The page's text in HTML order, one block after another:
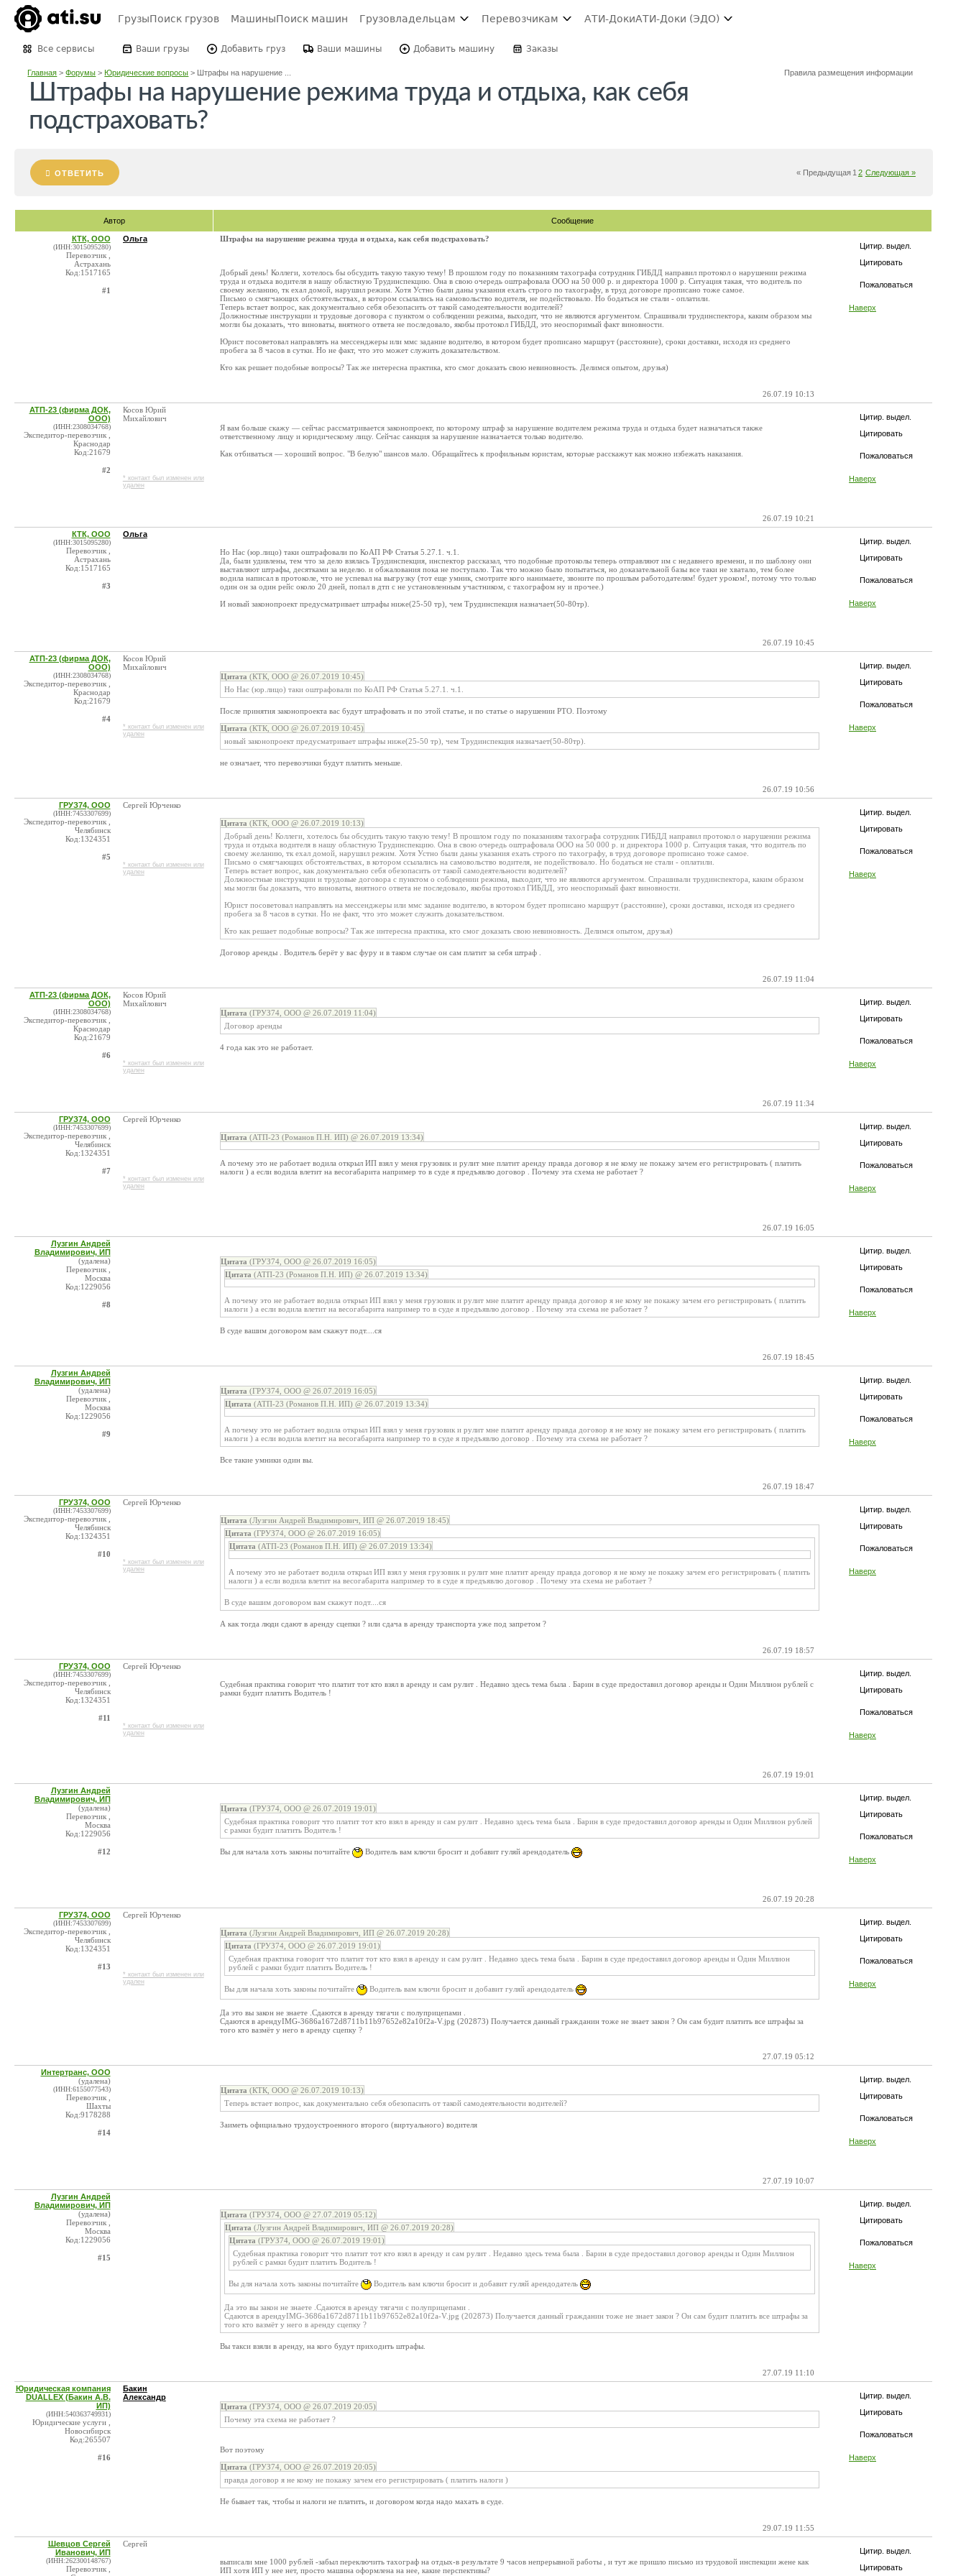
ГрузыПоиск грузов МашиныПоиск машин Грузовладельцам Перевозчикам АТИ-ДокиАТИ-Доки (ЭДО)
Все сервисы Ваши грузы Добавить груз Ваши машины Добавить машину Заказы
Главная >Форумы >Юридические вопросы > Штрафы на нарушение ... Правила размещения информации
Штрафы на нарушение режима труда и отдыха, как себя
подстраховать?
ОТВЕТИТЬ « Предыдущая 1 2 Следующая »
Автор Сообщение
Цитир. выдел.
Цитировать
Пожаловаться
Наверх
КТК, ООО
(ИНН:3015095280)
Перевозчик ,
Астрахань
Код:1517165
#1
Ольга Штрафы на нарушение режима труда и отдыха, как себя подстраховать?
Добрый день! Коллеги, хотелось бы обсудить такую такую тему! В прошлом году по показаниям тахографа сотрудник ГИБДД направил протокол о нарушении режима
труда и отдыха водителя в нашу областную Трудинспекцию. Она в свою очередь оштрафовала ООО на 50 000 р. и директора 1000 р. Ситуация такая, что водитель по
своему желанию, тк ехал домой, нарушил режим. Хотя Устно были даны указания ехать строго по тахографу, в труд договоре прописано тоже самое.
Письмо о смягчающих обстоятельствах, в котором ссылались на самовольство водителя, не подействовало. Но бодаться не стали - оплатили.
Теперь встает вопрос, как документально себя обезопасить от такой самодеятельности водителей?
Должностные инструкции и трудовые договора с пунктом о соблюдении режима, выходит, что не являются аргументом. Спрашивали трудинспектора, каким образом мы
могли бы доказать, что виноваты, внятного ответа не последовало, якобы протокол ГИБДД, это неоспоримый факт виновности.
Юрист посоветовал направлять на мессенджеры или ммс задание водителю, в котором будет прописано маршрут (расстояние), сроки доставки, исходя из среднего
пробега за 8 часов в сутки. Но не факт, что это может служить доказательством.
Кто как решает подобные вопросы? Так же интересна практика, кто смог доказать свою невиновность. Делимся опытом, друзья)
26.07.19 10:13
Цитир. выдел.
Цитировать
Пожаловаться
Наверх
АТП-23 (фирма ДОК,
ООО)
(ИНН:2308034768)
Экспедитор-перевозчик ,
Краснодар
Код:21679
#2
Косов Юрий
Михайлович
* контакт был изменен или
удален
Я вам больше скажу — сейчас рассматривается законопроект, по которому штраф за нарушение водителем режима труда и отдыха будет назначаться также
ответственному лицу и юридическому лицу. Сейчас санкция за нарушение назначается только водителю.
Как отбиваться — хороший вопрос. "В белую" шансов мало. Обращайтесь к профильным юристам, которые расскажут как можно избежать наказания.
26.07.19 10:21
Цитир. выдел.
Цитировать
Пожаловаться
Наверх
КТК, ООО
(ИНН:3015095280)
Перевозчик ,
Астрахань
Код:1517165
#3
Ольга
Но Нас (юр.лицо) таки оштрафовали по КоАП РФ Статья 5.27.1. ч.1.
Да, были удивлены, тем что за дело взялась Трудинспекция, инспектор рассказал, что подобные протоколы теперь отправляют им с недавнего времени, и по шаблону они
выставляют штрафы, десятками за неделю. и обжалования пока не поступало. Так что можно было попытаться, но доказательной базы все таки не хватало, тем более
водила написал в протоколе, что не успевал на выгрузку (тот еще умник, смотрите кого нанимаете, звоните по прошлым работодателям! будет уроком!, потому что только
один он за один рейс около 20 дней, попал в дтп с не установленным участником, с тахографом ну и прочее.)
И новый законопроект предусматривает штрафы ниже(25-50 тр), чем Трудинспекция назначает(50-80тр).
26.07.19 10:45
Цитир. выдел.
Цитировать
Пожаловаться
Наверх
АТП-23 (фирма ДОК,
ООО)
(ИНН:2308034768)
Экспедитор-перевозчик ,
Краснодар
Код:21679
#4
Косов Юрий
Михайлович
* контакт был изменен или
удален
Цитата (КТК, ООО @ 26.07.2019 10:45)
Но Нас (юр.лицо) таки оштрафовали по КоАП РФ Статья 5.27.1. ч.1.
После принятия законопроекта вас будут штрафовать и по этой статье, и по статье о нарушении РТО. Поэтому
Цитата (КТК, ООО @ 26.07.2019 10:45)
новый законопроект предусматривает штрафы ниже(25-50 тр), чем Трудинспекция назначает(50-80тр).
не означает, что перевозчики будут платить меньше.
26.07.19 10:56
Цитир. выдел.
Цитировать
Пожаловаться
Наверх
ГРУЗ74, ООО
(ИНН:7453307699)
Экспедитор-перевозчик ,
Челябинск
Код:1324351
#5
Сергей Юрченко
* контакт был изменен или
удален
Цитата (КТК, ООО @ 26.07.2019 10:13)
Добрый день! Коллеги, хотелось бы обсудить такую такую тему! В прошлом году по показаниям тахографа сотрудник ГИБДД направил протокол о нарушении режима
труда и отдыха водителя в нашу областную Трудинспекцию. Она в свою очередь оштрафовала ООО на 50 000 р. и директора 1000 р. Ситуация такая, что водитель по
своему желанию, тк ехал домой, нарушил режим. Хотя Устно были даны указания ехать строго по тахографу, в труд договоре прописано тоже самое.
Письмо о смягчающих обстоятельствах, в котором ссылались на самовольство водителя, не подействовало. Но бодаться не стали - оплатили.
Теперь встает вопрос, как документально себя обезопасить от такой самодеятельности водителей?
Должностные инструкции и трудовые договора с пунктом о соблюдении режима, выходит, что не являются аргументом. Спрашивали трудинспектора, каким образом
мы могли бы доказать, что виноваты, внятного ответа не последовало, якобы протокол ГИБДД, это неоспоримый факт виновности.
Юрист посоветовал направлять на мессенджеры или ммс задание водителю, в котором будет прописано маршрут (расстояние), сроки доставки, исходя из среднего
пробега за 8 часов в сутки. Но не факт, что это может служить доказательством.
Кто как решает подобные вопросы? Так же интересна практика, кто смог доказать свою невиновность. Делимся опытом, друзья)
Договор аренды . Водитель берёт у вас фуру и в таком случае он сам платит за себя штраф .
26.07.19 11:04
Цитир. выдел.
Цитировать
Пожаловаться
Наверх
АТП-23 (фирма ДОК,
ООО)
(ИНН:2308034768)
Экспедитор-перевозчик ,
Краснодар
Код:21679
#6
Косов Юрий
Михайлович
* контакт был изменен или
удален
Цитата (ГРУЗ74, ООО @ 26.07.2019 11:04)
Договор аренды
4 года как это не работает.
26.07.19 11:34
Цитир. выдел.
Цитировать
Пожаловаться
Наверх
ГРУЗ74, ООО
(ИНН:7453307699)
Экспедитор-перевозчик ,
Челябинск
Код:1324351
#7
Сергей Юрченко
* контакт был изменен или
удален
Цитата (АТП-23 (Романов П.Н. ИП) @ 26.07.2019 13:34)
А почему это не работает водила открыл ИП взял у меня грузовик и рулит мне платит аренду правда договор я не кому не покажу зачем его регистрировать ( платить
налоги ) а если водила влетит на весогабарита например то в суде я предъявлю договор . Почему эта схема не работает ?
26.07.19 16:05
Цитир. выдел.
Цитировать
Пожаловаться
Наверх
Лузгин Андрей
Владимирович, ИП
(удалена)
Перевозчик ,
Москва
Код:1229056
#8
Цитата (ГРУЗ74, ООО @ 26.07.2019 16:05)
Цитата (АТП-23 (Романов П.Н. ИП) @ 26.07.2019 13:34)
А почему это не работает водила открыл ИП взял у меня грузовик и рулит мне платит аренду правда договор я не кому не покажу зачем его регистрировать ( платить
налоги ) а если водила влетит на весогабарита например то в суде я предъявлю договор . Почему эта схема не работает ?
В суде вашим договором вам скажут подт....ся
26.07.19 18:45
Цитир. выдел.
Цитировать
Пожаловаться
Наверх
Лузгин Андрей
Владимирович, ИП
(удалена)
Перевозчик ,
Москва
Код:1229056
#9
Цитата (ГРУЗ74, ООО @ 26.07.2019 16:05)
Цитата (АТП-23 (Романов П.Н. ИП) @ 26.07.2019 13:34)
А почему это не работает водила открыл ИП взял у меня грузовик и рулит мне платит аренду правда договор я не кому не покажу зачем его регистрировать ( платить
налоги ) а если водила влетит на весогабарита например то в суде я предъявлю договор . Почему эта схема не работает ?
Все такие умники один вы.
26.07.19 18:47
Цитир. выдел.
Цитировать
Пожаловаться
Наверх
ГРУЗ74, ООО
(ИНН:7453307699)
Экспедитор-перевозчик ,
Челябинск
Код:1324351
#10
Сергей Юрченко
* контакт был изменен или
удален
Цитата (Лузгин Андрей Владимирович, ИП @ 26.07.2019 18:45)
Цитата (ГРУЗ74, ООО @ 26.07.2019 16:05)
Цитата (АТП-23 (Романов П.Н. ИП) @ 26.07.2019 13:34)
А почему это не работает водила открыл ИП взял у меня грузовик и рулит мне платит аренду правда договор я не кому не покажу зачем его регистрировать ( платить
налоги ) а если водила влетит на весогабарита например то в суде я предъявлю договор . Почему эта схема не работает ?
В суде вашим договором вам скажут подт....ся
А как тогда люди сдают в аренду сцепки ? или сдача в аренду транспорта уже под запретом ?
26.07.19 18:57
Цитир. выдел.
Цитировать
Пожаловаться
Наверх
ГРУЗ74, ООО
(ИНН:7453307699)
Экспедитор-перевозчик ,
Челябинск
Код:1324351
#11
Сергей Юрченко
* контакт был изменен или
удален
Судебная практика говорит что платит тот кто взял в аренду и сам рулит . Недавно здесь тема была . Барин в суде предоставил договор аренды и Один Миллион рублей с
рамки будит платить Водитель !
26.07.19 19:01
Цитир. выдел.
Цитировать
Пожаловаться
Наверх
Лузгин Андрей
Владимирович, ИП
(удалена)
Перевозчик ,
Москва
Код:1229056
#12
Цитата (ГРУЗ74, ООО @ 26.07.2019 19:01)
Судебная практика говорит что платит тот кто взял в аренду и сам рулит . Недавно здесь тема была . Барин в суде предоставил договор аренды и Один Миллион рублей
с рамки будит платить Водитель !
Вы для начала хоть законы почитайте Водитель вам ключи бросит и добавит гуляй арендодатель
26.07.19 20:28
Цитир. выдел.
Цитировать
Пожаловаться
Наверх
ГРУЗ74, ООО
(ИНН:7453307699)
Экспедитор-перевозчик ,
Челябинск
Код:1324351
#13
Сергей Юрченко
* контакт был изменен или
удален
Цитата (Лузгин Андрей Владимирович, ИП @ 26.07.2019 20:28)
Цитата (ГРУЗ74, ООО @ 26.07.2019 19:01)
Судебная практика говорит что платит тот кто взял в аренду и сам рулит . Недавно здесь тема была . Барин в суде предоставил договор аренды и Один Миллион
рублей с рамки будит платить Водитель !
Вы для начала хоть законы почитайте Водитель вам ключи бросит и добавит гуляй арендодатель
Да это вы закон не знаете .Сдаются в аренду тягачи с полуприцепами .
Сдаются в арендуIMG-3686a1672d8711b11b97652e82a10f2a-V.jpg (202873) Получается данный гражданин тоже не знает закон ? Он сам будит платить все штрафы за
того кто вазмёт у него в аренду сцепку ?
27.07.19 05:12
Цитир. выдел.
Цитировать
Пожаловаться
Наверх
Интертранс, ООО
(удалена)
(ИНН:6155077543)
Перевозчик ,
Шахты
Код:9178288
#14
Цитата (КТК, ООО @ 26.07.2019 10:13)
Теперь встает вопрос, как документально себя обезопасить от такой самодеятельности водителей?
Заиметь официально трудоустроенного второго (виртуального) водителя
27.07.19 10:07
Цитир. выдел.
Цитировать
Пожаловаться
Наверх
Лузгин Андрей
Владимирович, ИП
(удалена)
Перевозчик ,
Москва
Код:1229056
#15
Цитата (ГРУЗ74, ООО @ 27.07.2019 05:12)
Цитата (Лузгин Андрей Владимирович, ИП @ 26.07.2019 20:28)
Цитата (ГРУЗ74, ООО @ 26.07.2019 19:01)
Судебная практика говорит что платит тот кто взял в аренду и сам рулит . Недавно здесь тема была . Барин в суде предоставил договор аренды и Один Миллион
рублей с рамки будит платить Водитель !
Вы для начала хоть законы почитайте Водитель вам ключи бросит и добавит гуляй арендодатель
Да это вы закон не знаете .Сдаются в аренду тягачи с полуприцепами .
Сдаются в арендуIMG-3686a1672d8711b11b97652e82a10f2a-V.jpg (202873) Получается данный гражданин тоже не знает закон ? Он сам будит платить все штрафы за
того кто вазмёт у него в аренду сцепку ?
Вы такси взяли в аренду, на кого будут приходить штрафы.
27.07.19 11:10
Цитир. выдел.
Цитировать
Пожаловаться
Наверх
Юридическая компания
DUALLEX (Бакин А.В.
ИП)
(ИНН:540363749931)
Юридические услуги ,
Новосибирск
Код:265507
#16
Бакин
Александр
Цитата (ГРУЗ74, ООО @ 26.07.2019 20:05)
Почему эта схема не работает ?
Вот поэтому
Цитата (ГРУЗ74, ООО @ 26.07.2019 20:05)
правда договор я не кому не покажу зачем его регистрировать ( платить налоги )
Не бывает так, чтобы и налоги не платить, и договором когда надо махать в суде.
29.07.19 11:55
Цитир. выдел.
Цитировать
Шевцов Сергей
Иванович, ИП
(ИНН:262300148767)
Перевозчик ,
Сергей
выписали мне 1000 рублей -забыл переключить тахограф на отдых-в результате 9 часов непрерывной работы , и тут же пришло письмо из трудовой инспекции жене как
ИП хотя ИП у нее нет, просто машина оформлена на нее, какие перспективы?